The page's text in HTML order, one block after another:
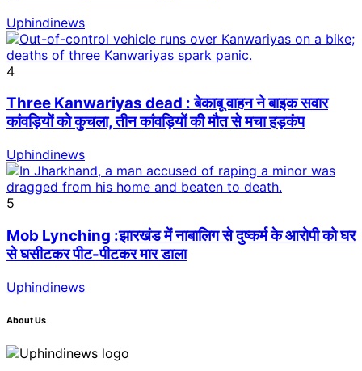
Uphindinews
4
Three Kanwariyas dead : बेकाबू वाहन ने बाइक सवार
कांवड़ियों को कुचला, तीन कांवड़ियों की मौत से मचा हड़कंप
Uphindinews
5
Mob Lynching :झारखंड में नाबालिग से दुष्कर्म के आरोपी को घर
से घसीटकर पीट-पीटकर मार डाला
Uphindinews
About Us